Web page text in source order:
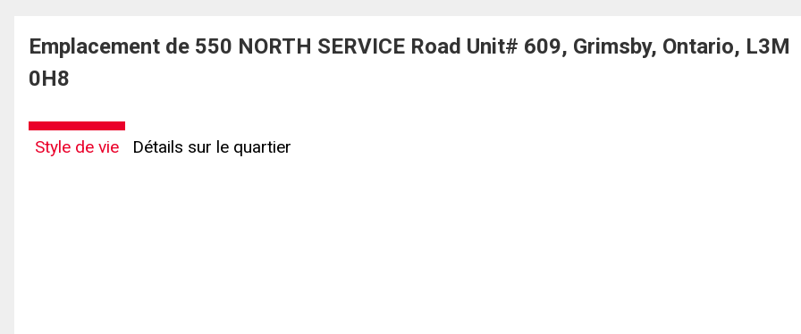
Emplacement de 550 NORTH SERVICE Road Unit# 609, Grimsby, Ontario, L3M
0H8
Style de vie Détails sur le quartier